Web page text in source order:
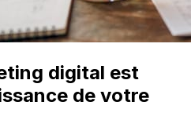
digital est
de votre